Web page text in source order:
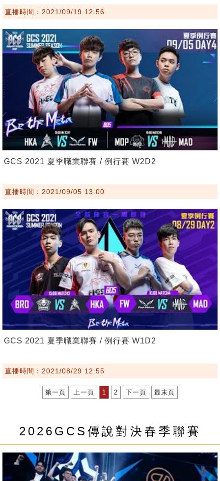
直播時間：2021/09/19 12:56
GCS 2021 夏季職業聯賽 / 例行賽 W2D2
直播時間：2021/09/05 13:00
GCS 2021 夏季職業聯賽 / 例行賽 W1D2
直播時間：2021/08/29 12:55
第一頁 上一頁 1 2 下一頁 最末頁
2026GCS傳說對決春季聯賽